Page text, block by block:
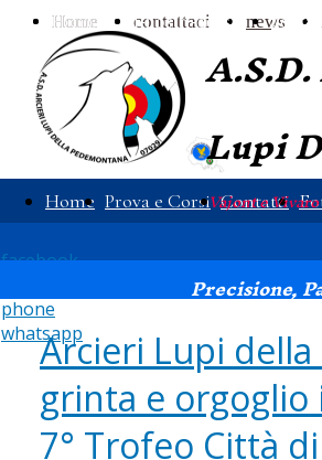
Home contattaci news
Home i-nostri-corsi
A.S.D.
Lupi
Vajont e
Home Prova e Corsi Contatti
facebook
phone
whatsapp
Precisione,
Arcieri Lupi
grinta e orgoglio
7° Trofeo Città